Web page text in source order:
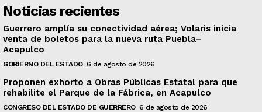
Noticias recientes
Guerrero amplía su conectividad aérea; Volaris inicia
venta de boletos para la nueva ruta Puebla–
Acapulco
GOBIERNO DEL ESTADO 6 de agosto de 2026
Proponen exhorto a Obras Públicas Estatal para que
rehabilite el Parque de la Fábrica, en Acapulco
CONGRESO DEL ESTADO DE GUERRERO 6 de agosto de 2026